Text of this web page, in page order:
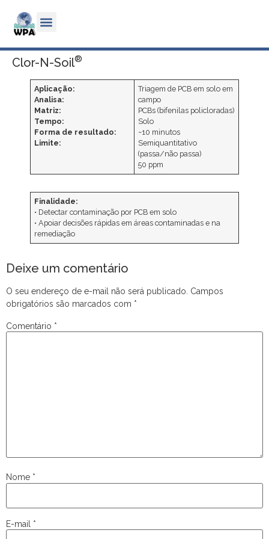
Clor-N-Soil®
Aplicação:
Analisa:
Matriz:
Tempo:
Forma de resultado:
Limite:
Triagem de PCB em solo em
campo
PCBs (bifenilas policloradas)
Solo
~10 minutos
Semiquantitativo
(passa/não passa)
50 ppm
Finalidade:
• Detectar contaminação por PCB em solo
• Apoiar decisões rápidas em áreas contaminadas e na
remediação
Deixe um comentário
O seu endereço de e-mail não será publicado. Campos
obrigatórios são marcados com *
Comentário *
Nome *
E-mail *